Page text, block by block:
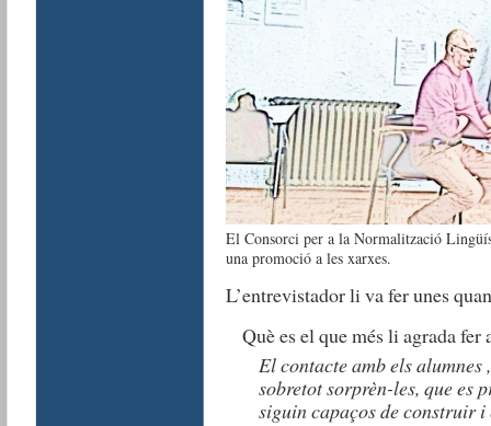
El Consorci per a la Normalització
una promoció a les xarxes.
L’entrevistador li va fer unes
Què es el que més li agrada fer
El contacte amb els
sobretot sorprèn-les, que es
siguin capaços de construir